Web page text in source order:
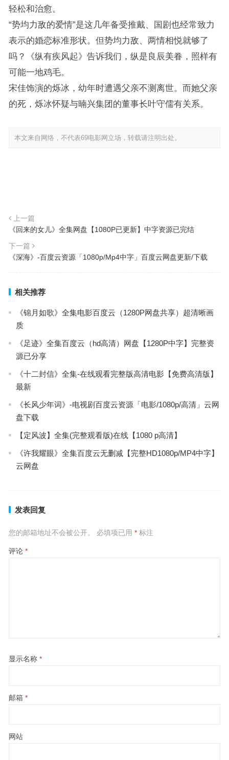
轻松和治愈。
“势均力敌的爱情”是这几年备受推戴、国剧也经常致力
表示的婚恋标准形状。但势均力敌、两情相悦就够了
吗？《纵有疾风起》告诉我们，纵是良辰美眷，照样有
可能一地鸡毛。
宋佳饰演的烁冰，幼年时遭遇父亲不测离世。而她父亲
的死，烁冰怀疑与暔兴集团的董事长叶守儒有关系。
本文来自网络，不代表69电影网立场，转载请注明出处。
上一篇
《回来的女儿》全集网盘【1080P已更新】中字资源已完结
下一篇
《深海》-百度云资源「1080p/Mp4中字」百度云网盘更新/下载
相关推荐
《锦月如歌》全集电影百度云（1280P网盘共享）超清晰画
质
《足迹》全集百度云（hd高清）网盘【1280P中字】完整资
源已分享
《十二封信》全集-在线观看完整版高清电影【免费高清版】
最新
《长风少年词》-电视剧百度云资源「电影/1080p/高清」云网
盘下载
【定风波】全集(完整观看版)在线【1080 p高清】
《许我耀眼》全集百度云无删减【完整HD1080p/MP4中字】
云网盘
发表回复
您的邮箱地址不会被公开。 必填项已用 *标注
评论 *
显示名称 *
邮箱 *
网站